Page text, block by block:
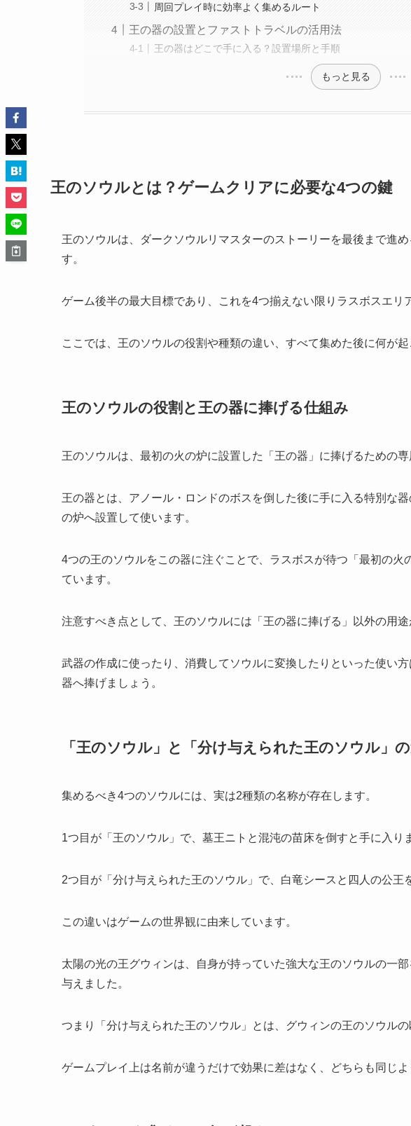
周回プレイ時に効率よく集めるルート
王の器の設置とファストトラベルの活用法
王の器はどこで手に入る？設置場所と手順
もっと見る
王のソウルとは？ゲームクリアに必要な4つの鍵
王のソウルは、ダークソウルリマスターのストーリーを最後まで進
す。
ゲーム後半の最大目標であり、これを4つ揃えない限りラスボスエリ
ここでは、王のソウルの役割や種類の違い、すべて集めた後に何が
王のソウルの役割と王の器に捧げる仕組み
王のソウルは、最初の火の炉に設置した「王の器」に捧げるための専
王の器とは、アノール・ロンドのボスを倒した後に手に入る特別な
の炉へ設置して使います。
4つの王のソウルをこの器に注ぐことで、ラスボスが待つ「最初の火
ています。
注意すべき点として、王のソウルには「王の器に捧げる」以外の用途
武器の作成に使ったり、消費してソウルに変換したりといった使い
器へ捧げましょう。
「王のソウル」と「分け与えられた王のソウル」
集めるべき4つのソウルには、実は2種類の名称が存在します。
1つ目が「王のソウル」で、墓王ニトと混沌の苗床を倒すと手に入り
2つ目が「分け与えられた王のソウル」で、白竜シースと四人の公王
この違いはゲームの世界観に由来しています。
太陽の光の王グウィンは、自身が持っていた強大な王のソウルの一
与えました。
つまり「分け与えられた王のソウル」とは、グウィンの王のソウルの
ゲームプレイ上は名前が違うだけで効果に差はなく、どちらも同じよ